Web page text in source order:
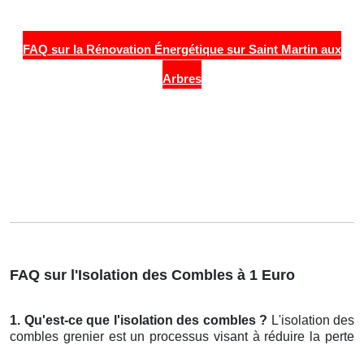
FAQ sur la Rénovation Énergétique sur Saint Martin aux
Arbres
FAQ sur l'Isolation des Combles à 1 Euro
1. Qu'est-ce que l'isolation des combles ? L'isolation des
combles grenier est un processus visant à réduire la perte